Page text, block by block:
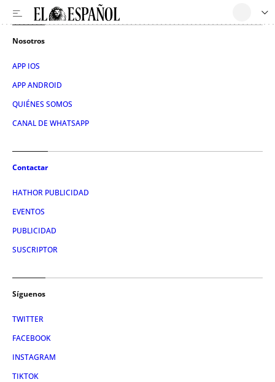
Nosotros
APP IOS
APP ANDROID
QUIÉNES SOMOS
CANAL DE WHATSAPP
Contactar
HATHOR PUBLICIDAD
EVENTOS
PUBLICIDAD
SUSCRIPTOR
Síguenos
TWITTER
FACEBOOK
INSTAGRAM
TIKTOK